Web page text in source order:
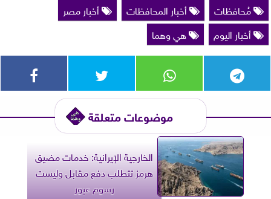
مُحافظات
أخبار المحافظات
أخبار مصر
أخبار اليوم
هي وهما
موضوعات متعلقة
الخارجية الإيرانية: خدمات مضيق
هرمز تتطلب دفع مقابل وليست
رسوم عبور